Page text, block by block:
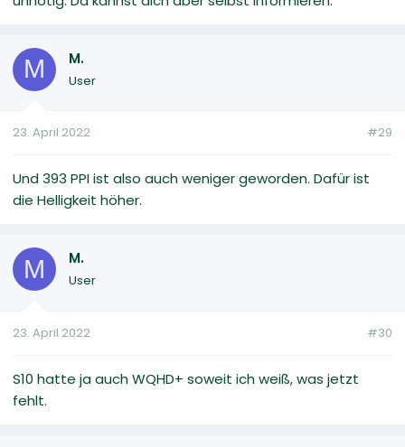
M M.
User
23. April 2022 #29
Und 393 PPI ist also auch weniger geworden. Dafür ist
die Helligkeit höher.
M M.
User
23. April 2022 #30
S10 hatte ja auch WQHD+ soweit ich weiß, was jetzt
fehlt.